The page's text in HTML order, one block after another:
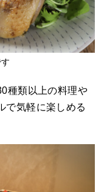
種類以上の料理や
で気軽に楽しめる